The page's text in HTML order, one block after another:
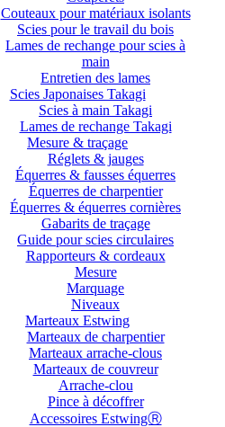
Couteaux pour matériaux isolants
Scies pour le travail du bois
Lames de rechange pour scies à
main
Entretien des lames
Scies Japonaises Takagi
Scies à main Takagi
Lames de rechange Takagi
Mesure & traçage
Réglets & jauges
Équerres & fausses équerres
Équerres de charpentier
Équerres & équerres cornières
Gabarits de traçage
Guide pour scies circulaires
Rapporteurs & cordeaux
Mesure
Marquage
Niveaux
Marteaux Estwing
Marteaux de charpentier
Marteaux arrache-clous
Marteaux de couvreur
Arrache-clou
Pince à décoffrer
Accessoires EstwingⓇ